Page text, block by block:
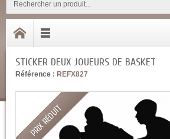
STICKER DEUX JOUEURS DE BASKET
Référence : REFX827
PRIX RÉDUIT